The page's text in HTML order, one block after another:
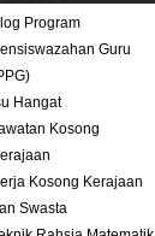
Program
Guru
Hangat
Kosong
Kosong Kerajaan
Swasta